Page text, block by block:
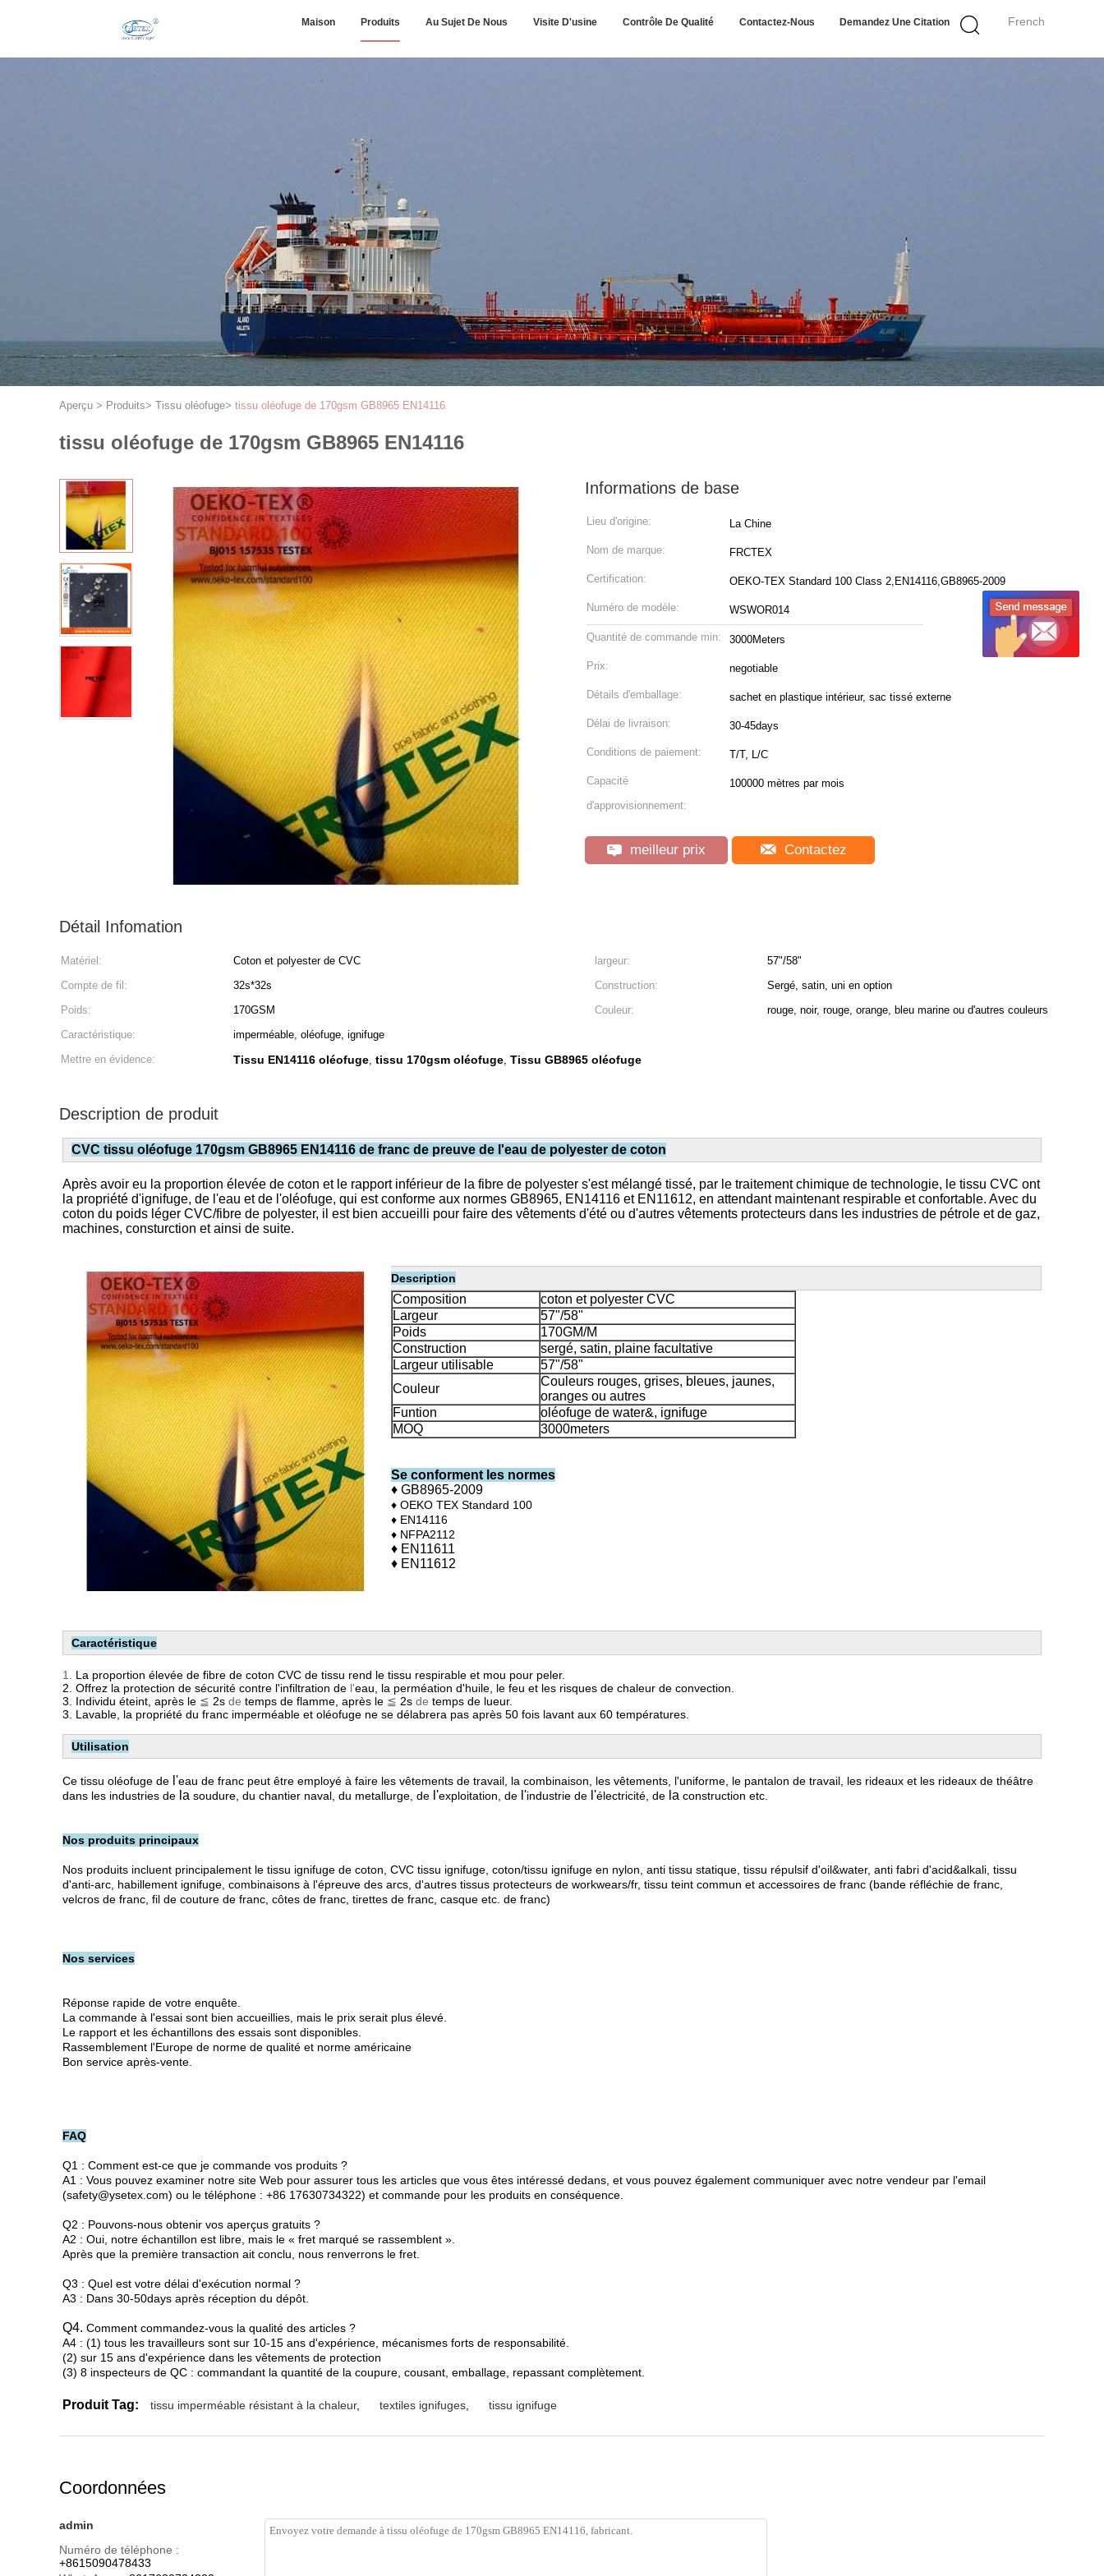
French
Maison Produits Au Sujet De Nous Visite D'usine Contrôle De Qualité Contactez-Nous Demandez Une Citation
Aperçu > Produits> Tissu oléofuge> tissu oléofuge de 170gsm GB8965 EN14116
tissu oléofuge de 170gsm GB8965 EN14116
Informations de base
Lieu d'origine: La Chine
Nom de marque: FRCTEX
Certification: OEKO-TEX Standard 100 Class 2,EN14116,GB8965-2009
Numéro de modèle: WSWOR014
Quantité de commande min: 3000Meters
Prix: negotiable
Détails d'emballage: sachet en plastique intérieur, sac tissé externe
Délai de livraison: 30-45days
Conditions de paiement: T/T, L/C
Capacité
d'approvisionnement:
100000 mètres par mois
meilleur prix Contactez
Détail Infomation
Matériel: Coton et polyester de CVC largeur:
57"/58"
Compte de fil:
32s*32s Construction:
Sergé, satin, uni en option
Poids:
170GSM Couleur:
rouge, noir, rouge, orange, bleu marine ou d'autres couleurs
Caractéristique:
imperméable, oléofuge, ignifuge
Mettre en évidence:
Tissu EN14116 oléofuge, tissu 170gsm oléofuge, Tissu GB8965 oléofuge
Description de produit
CVC tissu oléofuge 170gsm GB8965 EN14116 de franc de preuve de l'eau de polyester de coton
Après avoir eu la proportion élevée de coton et le rapport inférieur de la fibre de polyester s'est mélangé tissé, par le traitement chimique de technologie, le tissu CVC ont
la propriété d'ignifuge, de l'eau et de l'oléofuge, qui est conforme aux normes GB8965, EN14116 et EN11612, en attendant maintenant respirable et confortable. Avec du
coton du poids léger CVC/fibre de polyester, il est bien accueilli pour faire des vêtements d'été ou d'autres vêtements protecteurs dans les industries de pétrole et de gaz,
machines, consturction et ainsi de suite.
Description
Composition
coton et polyester CVC
Largeur
57"/58"
Poids
170GM/M
Construction
sergé, satin, plaine facultative
Largeur utilisable
57"/58"
Couleur
Couleurs rouges, grises, bleues, jaunes,
oranges ou autres
Funtion
oléofuge de water&, ignifuge
MOQ
3000meters
Se conforment les normes
♦ GB8965-2009
♦ OEKO TEX Standard 100
♦ EN14116
♦ NFPA2112
♦ EN11611
♦ EN11612
Caractéristique
1. La proportion élevée de fibre de coton CVC de tissu rend le tissu respirable et mou pour peler.
2. Offrez la protection de sécurité contre l'infiltration de l'eau, la perméation d'huile, le feu et les risques de chaleur de convection.
3. Individu éteint, après le ≦ 2s de temps de flamme, après le ≦ 2s de temps de lueur.
3. Lavable, la propriété du franc imperméable et oléofuge ne se délabrera pas après 50 fois lavant aux 60 températures.
Utilisation
Ce tissu oléofuge de l'eau de franc peut être employé à faire les vêtements de travail, la combinaison, les vêtements, l'uniforme, le pantalon de travail, les rideaux et les rideaux de théâtre
dans les industries de la soudure, du chantier naval, du metallurge, de l'exploitation, de l'industrie de l'électricité, de la construction etc.
Nos produits principaux
Nos produits incluent principalement le tissu ignifuge de coton, CVC tissu ignifuge, coton/tissu ignifuge en nylon, anti tissu statique, tissu répulsif d'oil&water, anti fabri d'acid&alkali, tissu
d'anti-arc, habillement ignifuge, combinaisons à l'épreuve des arcs, d'autres tissus protecteurs de workwears/fr, tissu teint commun et accessoires de franc (bande réfléchie de franc,
velcros de franc, fil de couture de franc, côtes de franc, tirettes de franc, casque etc. de franc)
Nos services
Réponse rapide de votre enquête.
La commande à l'essai sont bien accueillies, mais le prix serait plus élevé.
Le rapport et les échantillons des essais sont disponibles.
Rassemblement l'Europe de norme de qualité et norme américaine
Bon service après-vente.
FAQ
Q1 : Comment est-ce que je commande vos produits ?
A1 : Vous pouvez examiner notre site Web pour assurer tous les articles que vous êtes intéressé dedans, et vous pouvez également communiquer avec notre vendeur par l'email
(safety@ysetex.com) ou le téléphone : +86 17630734322) et commande pour les produits en conséquence.
Q2 : Pouvons-nous obtenir vos aperçus gratuits ?
A2 : Oui, notre échantillon est libre, mais le « fret marqué se rassemblent ».
Après que la première transaction ait conclu, nous renverrons le fret.
Q3 : Quel est votre délai d'exécution normal ?
A3 : Dans 30-50days après réception du dépôt.
Q4. Comment commandez-vous la qualité des articles ?
A4 : (1) tous les travailleurs sont sur 10-15 ans d'expérience, mécanismes forts de responsabilité.
(2) sur 15 ans d'expérience dans les vêtements de protection
(3) 8 inspecteurs de QC : commandant la quantité de la coupure, cousant, emballage, repassant complètement.
Produit Tag: tissu imperméable résistant à la chaleur, textiles ignifuges tissu ignifuge
Coordonnées
admin
Numéro de téléphone :
+8615090478433